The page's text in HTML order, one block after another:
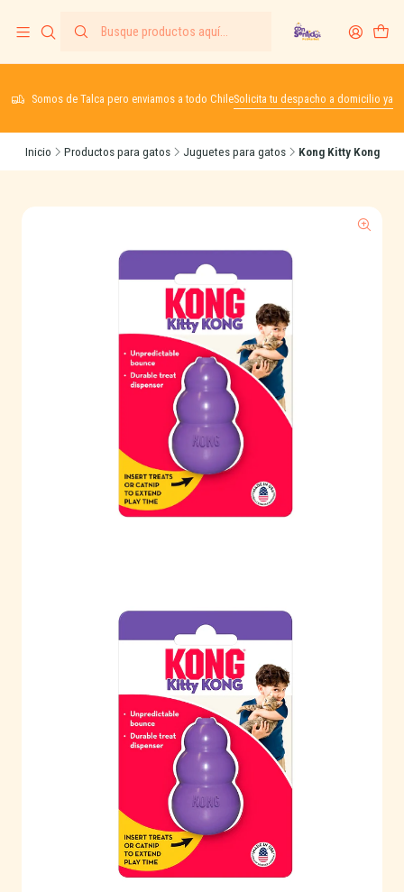
Somos de Talca pero enviamos a todo ChileSolicita tu despacho a domicilio ya
Inicio Productos para gatos Juguetes para gatos Kong Kitty Kong